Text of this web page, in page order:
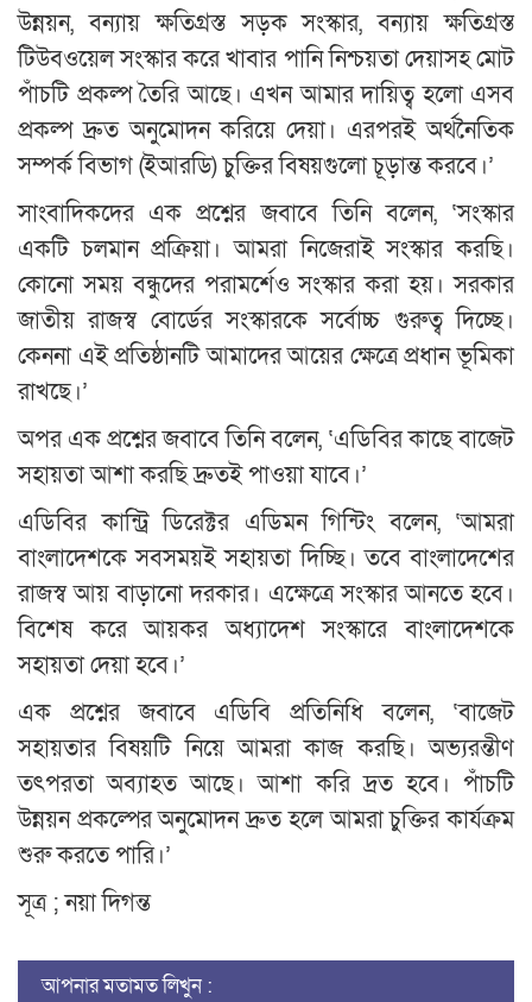
উন্নয়ন, বন্যায় ক্ষতিগ্রস্ত সড়ক সংস্কার, বন্যায় ক্ষতিগ্রস্ত
টিউবওয়েল সংস্কার করে খাবার পানি নিশ্চয়তা দেয়াসহ মোট
পাঁচটি প্রকল্প তৈরি আছে। এখন আমার দায়িত্ব হলো এসব
প্রকল্প দ্রুত অনুমোদন করিয়ে দেয়া। এরপরই অর্থনৈতিক
সম্পর্ক বিভাগ (ইআরডি) চুক্তির বিষয়গুলো চূড়ান্ত করবে।’
সাংবাদিকদের এক প্রশ্নের জবাবে তিনি বলেন, ‘সংস্কার
একটি চলমান প্রক্রিয়া। আমরা নিজেরাই সংস্কার করছি।
কোনো সময় বন্ধুদের পরামর্শেও সংস্কার করা হয়। সরকার
জাতীয় রাজস্ব বোর্ডের সংস্কারকে সর্বোচ্চ গুরুত্ব দিচ্ছে।
কেননা এই প্রতিষ্ঠানটি আমাদের আয়ের ক্ষেত্রে প্রধান ভূমিকা
রাখছে।’
অপর এক প্রশ্নের জবাবে তিনি বলেন, ‘এডিবির কাছে বাজেট
সহায়তা আশা করছি দ্রুতই পাওয়া যাবে।’
এডিবির কান্ট্রি ডিরেক্টর এডিমন গিন্টিং বলেন, ‘আমরা
বাংলাদেশকে সবসময়ই সহায়তা দিচ্ছি। তবে বাংলাদেশের
রাজস্ব আয় বাড়ানো দরকার। এক্ষেত্রে সংস্কার আনতে হবে।
বিশেষ করে আয়কর অধ্যাদেশ সংস্কারে বাংলাদেশকে
সহায়তা দেয়া হবে।’
এক প্রশ্নের জবাবে এডিবি প্রতিনিধি বলেন, ‘বাজেট
সহায়তার বিষয়টি নিয়ে আমরা কাজ করছি। অভ্যরন্তীণ
তৎপরতা অব্যাহত আছে। আশা করি দ্রত হবে। পাঁচটি
উন্নয়ন প্রকল্পের অনুমোদন দ্রুত হলে আমরা চুক্তির কার্যক্রম
শুরু করতে পারি।’
সূত্র ; নয়া দিগন্ত
আপনার মতামত লিখুন :